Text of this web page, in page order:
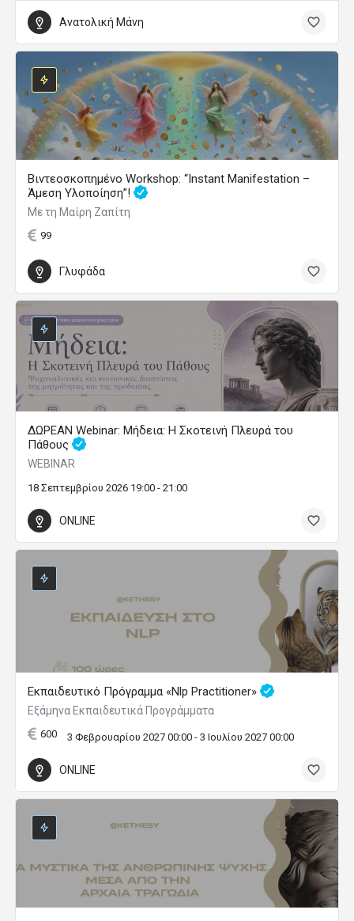
Ανατολική Μάνη
Βιντεοσκοπημένο Workshop: “Instant Manifestation –
Άμεση Υλοποίηση”!
Με τη Μαίρη Ζαπίτη
99
Γλυφάδα
ΔΩΡΕΑΝ Webinar: Μήδεια: Η Σκοτεινή Πλευρά του
Πάθους
WEBINAR
18 Σεπτεμβρίου 2026 19:00 - 21:00
ONLINE
Εκπαιδευτικό Πρόγραμμα «Nlp Practitioner»
Εξάμηνα Εκπαιδευτικά Προγράμματα
600 3 Φεβρουαρίου 2027 00:00 - 3 Ιουλίου 2027 00:00
ONLINE